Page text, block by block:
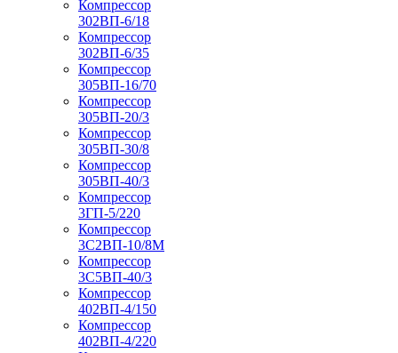
Компрессор
302ВП-6/18
Компрессор
302ВП-6/35
Компрессор
305ВП-16/70
Компрессор
305ВП-20/3
Компрессор
305ВП-30/8
Компрессор
305ВП-40/3
Компрессор
3ГП-5/220
Компрессор
3С2ВП-10/8М
Компрессор
3С5ВП-40/3
Компрессор
402ВП-4/150
Компрессор
402ВП-4/220